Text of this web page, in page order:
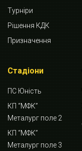
Турніри
Рішення КДК
Призначення
Стадіони
ПС Юність
КП “МФК”
Металург поле 2
КП “МФК”
Металург поле 3